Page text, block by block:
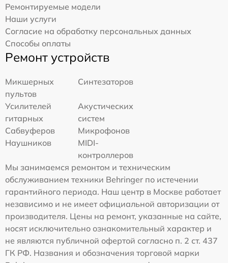
Ремонтируемые модели
Наши услуги
Согласие на обработку персональных данных
Способы оплаты
Ремонт устройств
Микшерных
пультов
Синтезаторов
Усилителей
гитарных
Акустических
систем
Сабвуферов
Микрофонов
Наушников
MIDI-
контроллеров
Мы занимаемся ремонтом и техническим
обслуживанием техники Behringer по истечении
гарантийного периода. Наш центр в Москве работает
независимо и не имеет официальной авторизации от
производителя. Цены на ремонт, указанные на сайте,
носят исключительно ознакомительный характер и
не являются публичной офертой согласно п. 2 ст. 437
ГК РФ. Названия и обозначения торговой марки